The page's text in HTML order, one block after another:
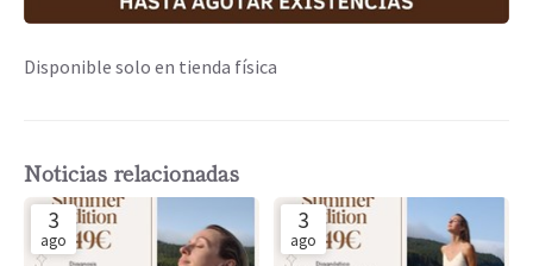
Disponible solo en tienda física
Noticias relacionadas
3
ago
3
ago